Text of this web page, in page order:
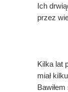
Ich
przez
Kilka lat
miał